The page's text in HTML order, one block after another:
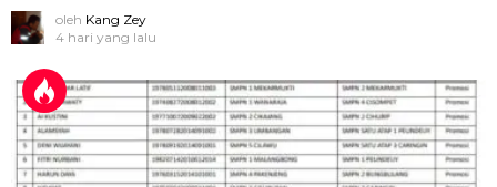
oleh Kang Zey
4 hari yang lalu